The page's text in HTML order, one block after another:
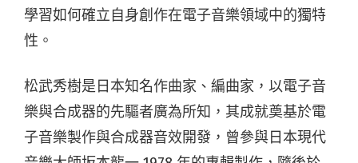
學習如何確立自身創作在電子音樂領域中的獨特
性。
松武秀樹是日本知名作曲家、編曲家，以電子音
樂與合成器的先驅者廣為所知，其成就奠基於電
子音樂製作與合成器音效開發，曾參與日本現代